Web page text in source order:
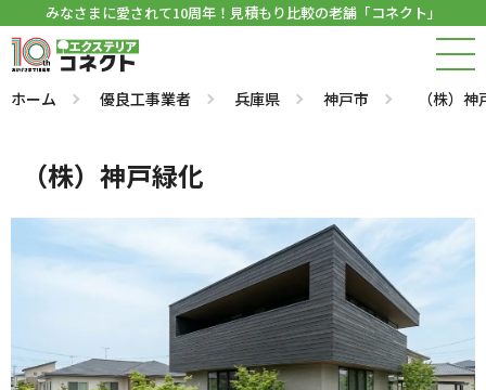
みなさまに愛されて10周年！見積もり比較の老舗「コネクト」
ホーム 優良工事業者 兵庫県 神戸市 （株）
（株）神戸緑化